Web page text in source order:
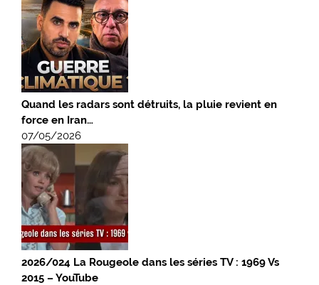
Quand les radars sont détruits, la pluie revient en
force en Iran…
07/05/2026
2026/024 La Rougeole dans les séries TV : 1969 Vs
2015 – YouTube